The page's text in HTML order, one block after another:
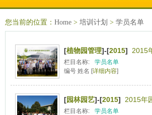
您当前的位置： Home > 培训计划 > 学员名单
[植物园管理]-[2015] 2015
栏目名称:
学员名单
编号 姓名 [详细内容]
[园林园艺]-[2015] 2015年
栏目名称:
学员名单